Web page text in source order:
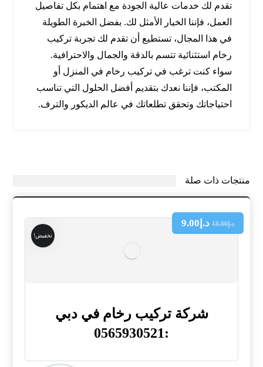
تقدم لك خدمات عالية الجودة مع اهتمام بكل تفاصيل
العمل، فإننا الخيار الأمثل لك. بفضل الخبرة الطويلة
في هذا المجال، تستطيع أن تقدم لك تجربة تركيب
رخام استثنائية تتسم بالدقة والجمال والاحترافية.
سواء كنت ترغب في تركيب رخام في المنزل أو
المكتب، فإننا نعدك بتقديم أفضل الحلول التي تناسب
احتياجاتك وتحقق تطلعاتك في عالم الديكور والترف.
منتجات ذات صلة
تخفيض!
شركة تركيب رخام في دبي
:0565930521
د.إ18.00 د.إ 9.00